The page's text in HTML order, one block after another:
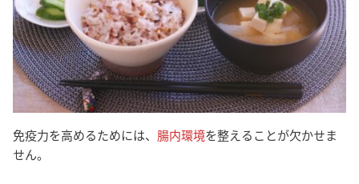
免疫力を高めるためには、 腸内環境を整えることが欠かせま
せん。